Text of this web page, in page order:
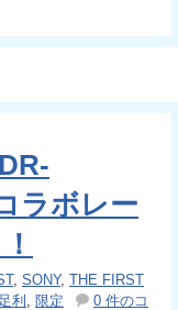
ラボレー
, SONY, THE FIRST
足利 限定
0 件のコ